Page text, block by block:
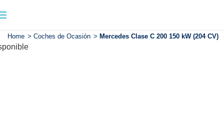
Home > Coches de Ocasión > Mercedes Clase C 200 150 kW (204 CV)